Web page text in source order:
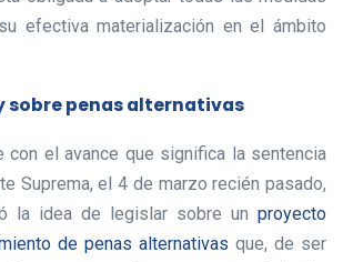
efectiva materialización en el ámbito
sobre penas alternativas
con el avance que significa la sentencia
Suprema, el 4 de marzo recién pasado,
la idea de legislar sobre un proyecto
de penas alternativas que, de ser